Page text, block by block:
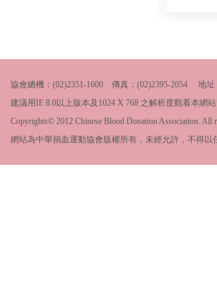
協會總機：(02)2351-1600 傳真：(02)2395-2054 地
建議用IE 8.0以上版本及1024 X 768 之解析度觀看本網
Copyrights© 2012 Chinese Blood Donation Association. All
網站為中華捐血運動協會版權所有，未經允許，不得以